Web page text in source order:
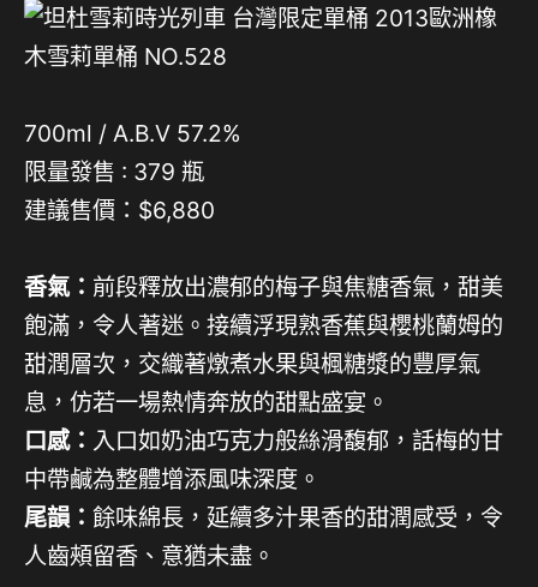
700ml / A.B.V 57.2%
限量發售 : 379 瓶
建議售價：$6,880
香氣： 前段釋放出濃郁的梅子與焦糖香氣，甜美
飽滿，令人著迷。接續浮現熟香蕉與櫻桃蘭姆的
甜潤層次，交織著燉煮水果與楓糖漿的豐厚氣
息，仿若一場熱情奔放的甜點盛宴。
口感： 入口如奶油巧克力般絲滑馥郁，話梅的甘
中帶鹹為整體增添風味深度。
尾韻： 餘味綿長，延續多汁果香的甜潤感受，令
人齒頰留香、意猶未盡。